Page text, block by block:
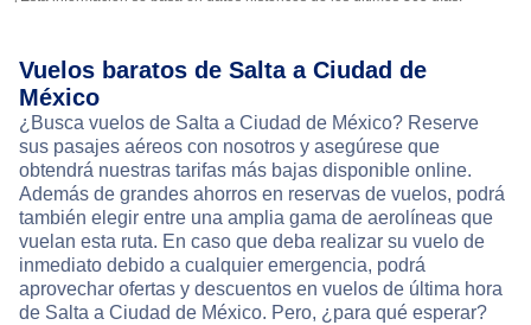
Vuelos baratos de Salta a Ciudad de
México
¿Busca vuelos de Salta a Ciudad de México? Reserve
sus pasajes aéreos con nosotros y asegúrese que
obtendrá nuestras tarifas más bajas disponible online.
Además de grandes ahorros en reservas de vuelos, podrá
también elegir entre una amplia gama de aerolíneas que
vuelan esta ruta. En caso que deba realizar su vuelo de
inmediato debido a cualquier emergencia, podrá
aprovechar ofertas y descuentos en vuelos de última hora
de Salta a Ciudad de México. Pero, ¿para qué esperar?